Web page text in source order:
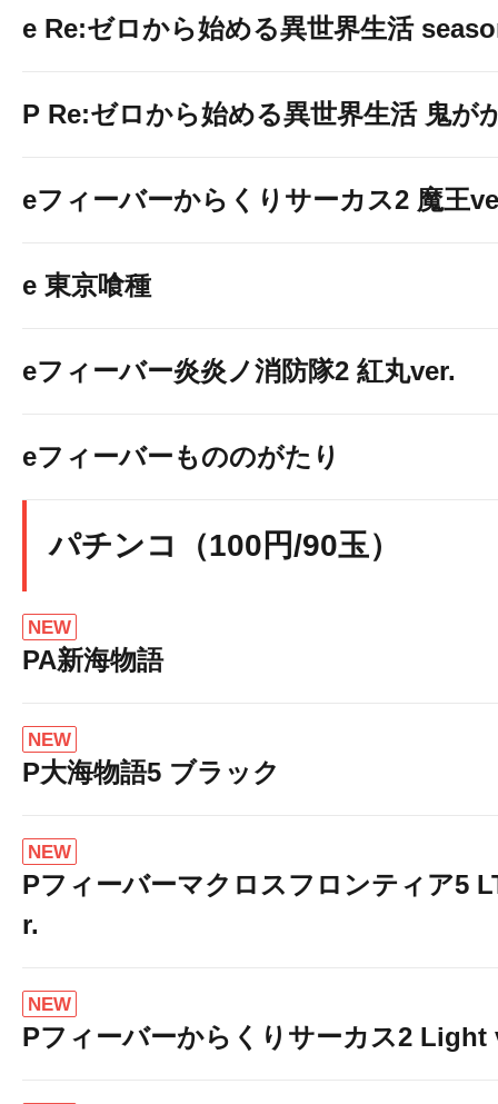
e Re:ゼロから始める異世界生活
P Re:ゼロから始める異世界生活 鬼が
eフィーバーからくりサーカス2 魔王
e 東京喰種
eフィーバー炎炎ノ消防隊2 紅丸ver.
eフィーバーもののがたり
パチンコ（100円/90玉）
NEW
PA新海物語
NEW
P大海物語5 ブラック
NEW
Pフィーバーマクロスフロンティア5
r.
NEW
Pフィーバーからくりサーカス2 Light